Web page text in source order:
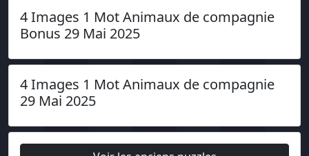
4 Images 1 Mot Animaux de compagnie
Bonus 29 Mai 2025
4 Images 1 Mot Animaux de compagnie
29 Mai 2025